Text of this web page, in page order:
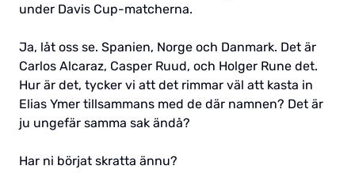
under Davis Cup-matcherna.
Ja, låt oss se. Spanien, Norge och Danmark. Det är
Carlos Alcaraz, Casper Ruud, och Holger Rune det.
Hur är det, tycker vi att det rimmar väl att kasta in
Elias Ymer tillsammans med de där namnen? Det är
ju ungefär samma sak ändå?
Har ni börjat skratta ännu?